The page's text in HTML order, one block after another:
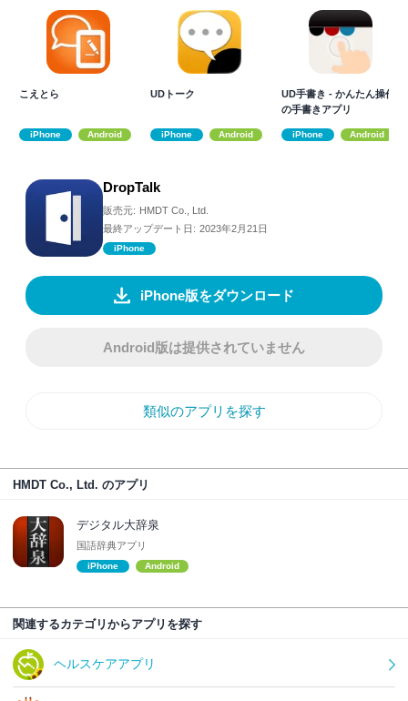
こえとら
iPhone Android
UDトーク
iPhone Android
UD手書き - かんたん操作
の手書きアプリ
iPhone Android
DropTalk
販売元: HMDT Co., Ltd.
最終アップデート日: 2023年2月21日
iPhone
iPhone版をダウンロード
Android版は提供されていません
類似のアプリを探す
HMDT Co., Ltd. のアプリ
デジタル大辞泉
国語辞典アプリ
iPhone Android
関連するカテゴリからアプリを探す
ヘルスケアアプリ